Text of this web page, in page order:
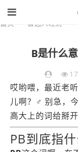
首页 普通人理财
B是什么
哎哟喂，最近老
儿啊？♂ 别急，
高大上的词给掰
PB到底指什